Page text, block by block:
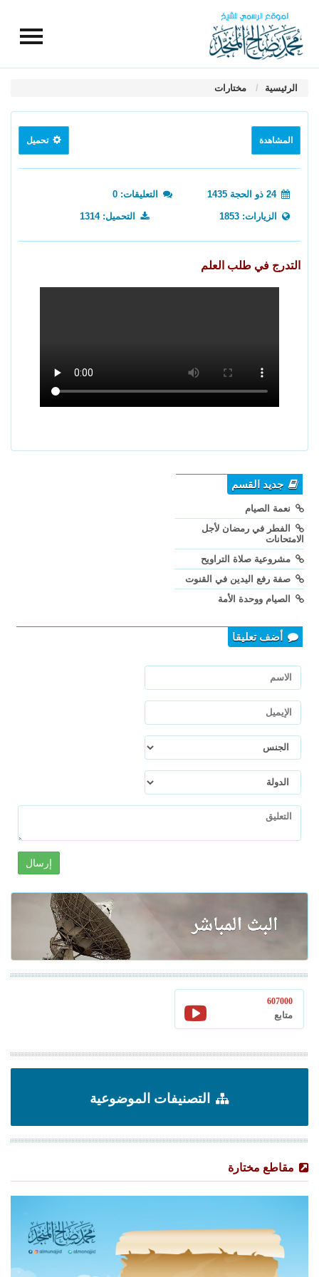
الرئيسية مختارات
المشاهدة تحميل
24 ذو الحجة 1435 التعليقات: 0
الزيارات: 1853 التحميل: 1314
التدرج في طلب العلم
جديد القسم
نعمة الصيام
الفطر في رمضان لأجل
الامتحانات
مشروعية صلاة التراويح
صفة رفع اليدين في القنوت
الصيام ووحدة الأمة
أضف تعليقا
إرسال
607000
متابع
التصنيفات الموضوعية
مقاطع مختارة